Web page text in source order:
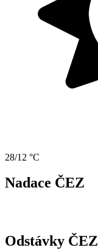
28/12 °C
Nadace ČEZ
Odstávky ČEZ